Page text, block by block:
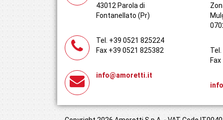
43012 Parola di
Fontanellato (Pr)
Tel. +39 0521 825224
Fax +39 0521 825382
info@amoretti.it